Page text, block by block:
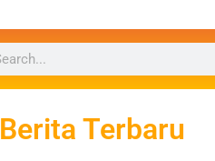
Berita Terbaru